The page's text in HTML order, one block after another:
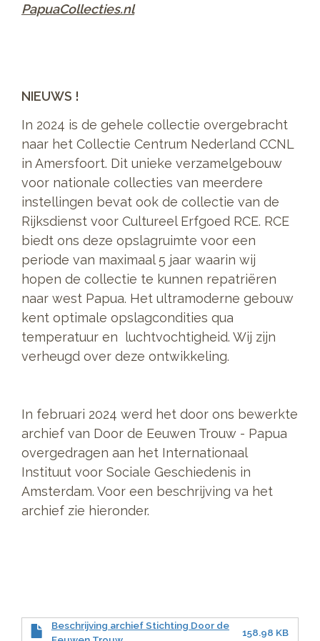
PapuaCollecties.nl
NIEUWS !
In 2024 is de gehele collectie overgebracht
naar het Collectie Centrum Nederland CCNL
in Amersfoort. Dit unieke verzamelgebouw
voor nationale collecties van meerdere
instellingen bevat ook de collectie van de
Rijksdienst voor Cultureel Erfgoed RCE. RCE
biedt ons deze opslagruimte voor een
periode van maximaal 5 jaar waarin wij
hopen de collectie te kunnen repatriëren
naar west Papua. Het ultramoderne gebouw
kent optimale opslagcondities qua
temperatuur en luchtvochtigheid. Wij zijn
verheugd over deze ontwikkeling.
In februari 2024 werd het door ons bewerkte
archief van Door de Eeuwen Trouw - Papua
overgedragen aan het Internationaal
Instituut voor Sociale Geschiedenis in
Amsterdam. Voor een beschrijving va het
archief zie hieronder.
Beschrijving archief Stichting Door de
158.98 KB